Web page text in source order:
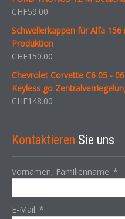
CHF59.00
Schwellerkappen für Alfa 156
Produktion
CHF150.00
Chevrolet Corvette C6 05 -
Keyless go
CHF148.00
Kontaktieren Sie uns
Vornamen, Familienname: *
E-Mail: *